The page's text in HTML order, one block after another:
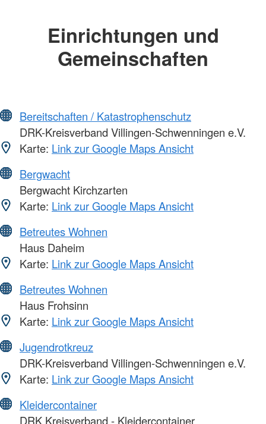
Einrichtungen und
Gemeinschaften
Bereitschaften / Katastrophenschutz
DRK-Kreisverband Villingen-Schwenningen e.V.
Karte: Link zur Google Maps Ansicht
Bergwacht
Bergwacht Kirchzarten
Karte: Link zur Google Maps Ansicht
Betreutes Wohnen
Haus Daheim
Karte: Link zur Google Maps Ansicht
Betreutes Wohnen
Haus Frohsinn
Karte: Link zur Google Maps Ansicht
Jugendrotkreuz
DRK-Kreisverband Villingen-Schwenningen e.V.
Karte: Link zur Google Maps Ansicht
Kleidercontainer
DRK Kreisverband - Kleidercontainer